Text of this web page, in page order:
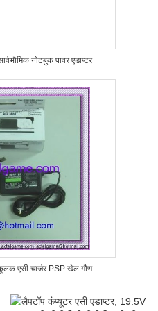
नोटबुक पावर एडाप्टर
एसी चार्जर PSP खेल गौण